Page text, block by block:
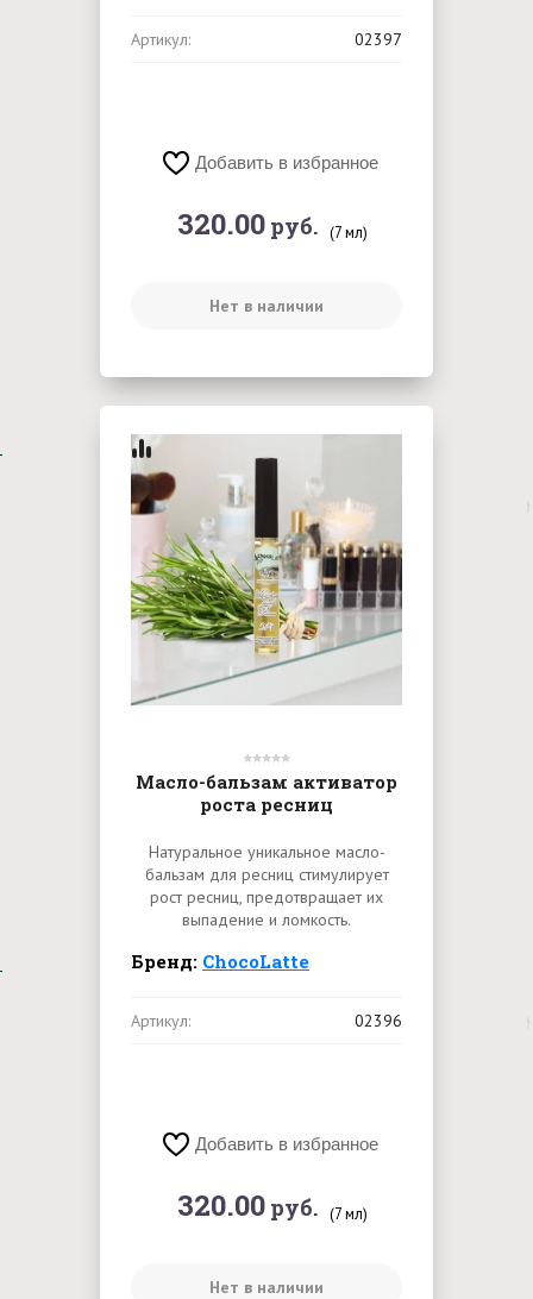
Артикул: 02397
Добавить в избранное
320.00 руб. (7 мл)
Нет в наличии
Масло-бальзам активатор
роста ресниц
Натуральное уникальное масло-
бальзам для ресниц стимулирует
рост ресниц, предотвращает их
выпадение и ломкость.
Бренд: ChocoLatte
Артикул: 02396
Добавить в избранное
320.00 руб. (7 мл)
Нет в наличии